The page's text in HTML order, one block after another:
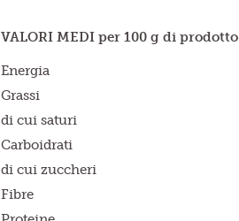
VALORI MEDI per 100 g di prodotto
Energia
Grassi
di cui saturi
Carboidrati
di cui zuccheri
Fibre